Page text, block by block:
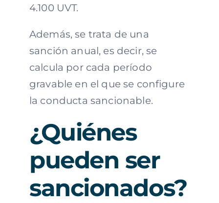
4.100 UVT.
Además, se trata de una
sanción anual, es decir, se
calcula por cada período
gravable en el que se configure
la conducta sancionable.
¿Quiénes
pueden ser
sancionados?